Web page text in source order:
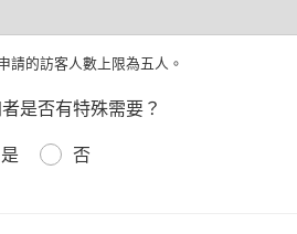
請的訪客人數上限為五人。
是否有特殊需要？
是
否